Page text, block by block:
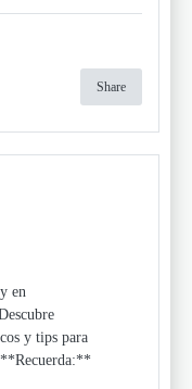
Share
en
y tips para